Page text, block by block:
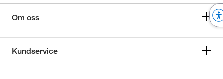
Om oss
Kundservice